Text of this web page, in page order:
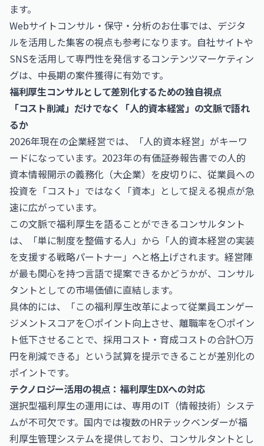
ます。
Webサイトコンサル・保守・分析のお仕事では、デジタ
ルを活用した集客の視点も参考になります。自社サイトや
SNSを活用して専門性を発信するコンテンツマーケティン
グは、中長期の案件獲得に有効です。
福利厚生コンサルとして差別化するための独自視点
「コスト削減」だけでなく「人的資本経営」の文脈で語れ
るか
2026年現在の企業経営では、「人的資本経営」がキーワ
ードになっています。2023年の有価証券報告書での人的
資本情報開示の義務化（大企業）を皮切りに、従業員への
投資を「コスト」ではなく「資本」として捉える視点が急
速に広がっています。
この文脈で福利厚生を語ることができるコンサルタント
は、「単に制度を整備する人」から「人的資本経営の実装
を支援する戦略パートナー」へと格上げされます。経営陣
が最も関心を持つ言語で提案できるかどうかが、コンサル
タントとしての市場価値に直結します。
具体的には、「この福利厚生改革によって従業員エンゲー
ジメントスコアを〇ポイント向上させ、離職率を〇ポイン
ト低下させることで、採用コスト・育成コストの合計〇万
円を削減できる」という試算を提示できることが差別化の
ポイントです。
テクノロジー活用の視点：福利厚生DXへの対応
選択型福利厚生の運用には、専用のIT（情報技術）システ
ムが不可欠です。国内では複数のHRテックベンダーが福
利厚生管理システムを提供しており、コンサルタントとし